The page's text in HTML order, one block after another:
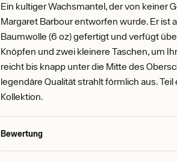
Ein kultiger Wachsmantel, der von keiner
Margaret Barbour entworfen wurde. Er ist
Baumwolle (6 oz) gefertigt und verfügt
Knöpfen und zwei kleinere Taschen, um
reicht bis knapp unter die Mitte des
legendäre Qualität strahlt förmlich aus.
Kollektion.
Bewertung